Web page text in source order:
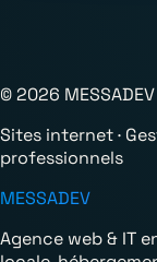
© 2026
Sites internet ·
professionnels
MESSADEV
Agence web & IT